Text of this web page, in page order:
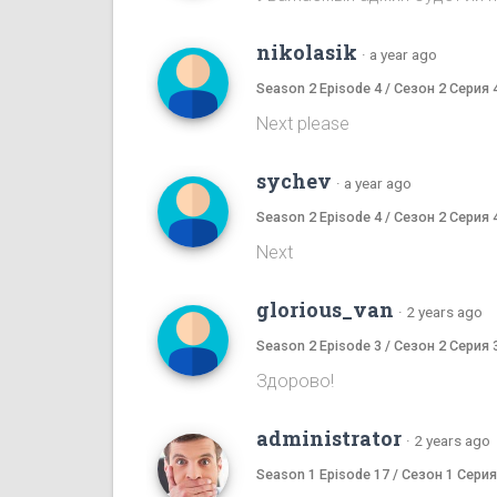
nikolasik · a year ago
Season 2 Episode 4 / Сезон 2 Серия
Next please
sychev · a year ago
Season 2 Episode 4 / Сезон 2 Серия
Next
glorious_van · 2 years ago
Season 2 Episode 3 / Сезон 2 Серия
Здорово!
administrator · 2 years ago
Season 1 Episode 17 / Сезон 1